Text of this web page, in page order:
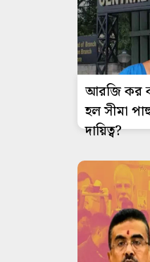
আরজি কর
হল সীমা
দায়িত্ব?